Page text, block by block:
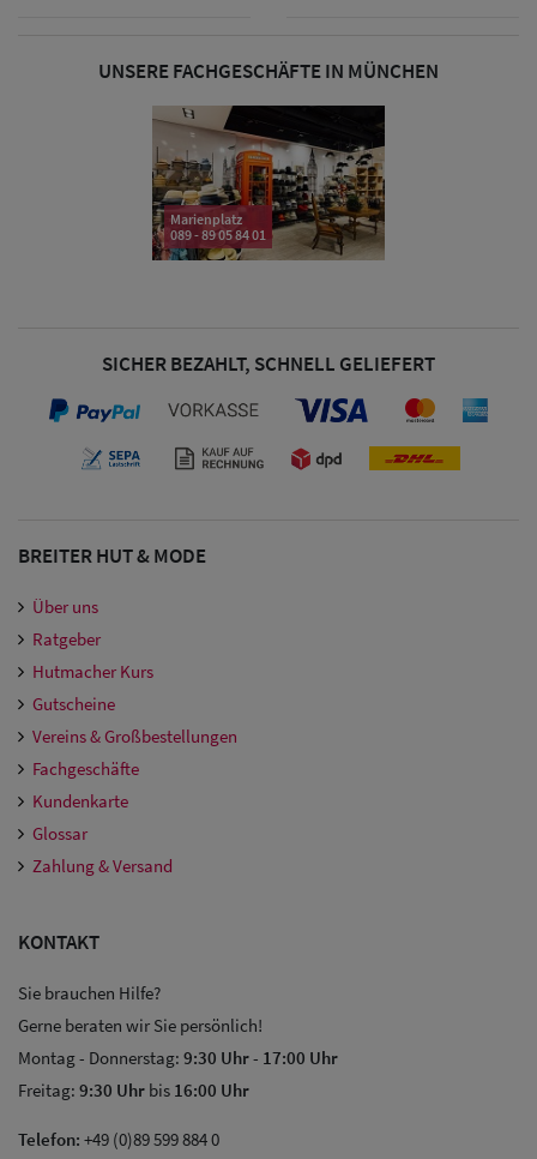
Damen
Bandana Caps
Sonnenschilder
Großgrößen
(63-65 cm)
UNSERE FACHGESCHÄFTE IN MÜNCHEN
Marienplatz
089 - 89 05 84 01
SICHER BEZAHLT, SCHNELL GELIEFERT
BREITER HUT & MODE
Über uns
Ratgeber
Hutmacher Kurs
Gutscheine
Vereins & Großbestellungen
Fachgeschäfte
Kundenkarte
Glossar
Zahlung & Versand
KONTAKT
Sie brauchen Hilfe?
Gerne beraten wir Sie persönlich!
Montag - Donnerstag: 9:30 Uhr- 17:00 Uhr
Freitag: 9:30 Uhr bis 16:00 Uhr
Telefon: +49 (0)89 599 884 0